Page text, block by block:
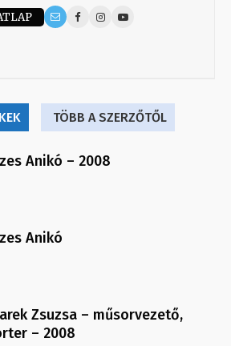
TÖBB A SZERZŐTŐL
Anikó – 2008
Anikó
Zsuzsa – műsorvezető,
– 2008